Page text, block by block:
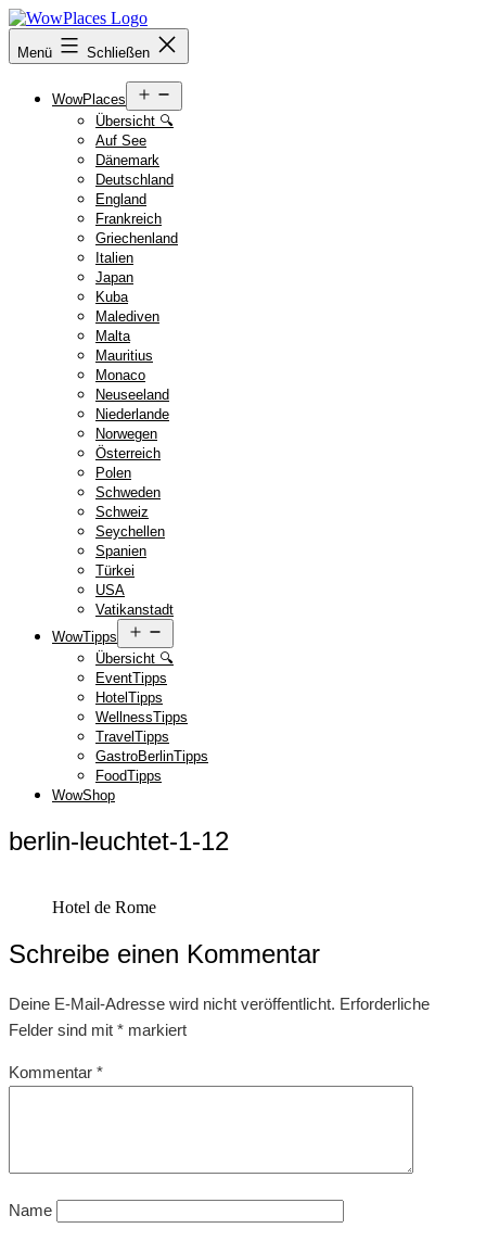
Zum
Inhalt
springen
Reiseblog
WowPlaces.de
Menü Schließen
WowPlaces
öffnen
Übersicht 🔍
Auf See
Dänemark
Deutschland
England
Frankreich
Griechenland
Italien
Japan
Kuba
Malediven
Malta
Mauritius
Monaco
Neuseeland
Niederlande
Norwegen
Österreich
Polen
Schweden
Schweiz
Seychellen
Spanien
Türkei
USA
Vatikanstadt
WowTipps
öffnen
Übersicht 🔍
EventTipps
HotelTipps
WellnessTipps
TravelTipps
GastroBerlinTipps
FoodTipps
WowShop
berlin-leuchtet-1-12
Hotel de Rome
Schreibe einen Kommentar
Deine E-Mail-Adresse wird nicht veröffentlicht. Erforderliche
Felder sind mit * markiert
Kommentar *
Name